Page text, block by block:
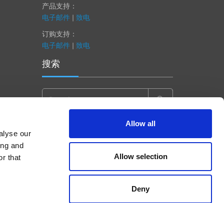
our
and
that
Allow all
Allow selection
Deny
产品支持：
电子邮件| 致电
订购支持：
电子邮件| 致电
搜索
Search